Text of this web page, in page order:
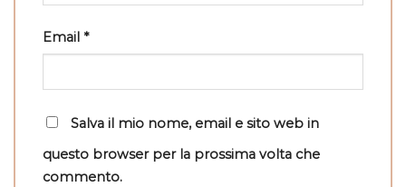
Email *
Salva il mio nome, email e sito web in
questo browser per la prossima volta che
commento.